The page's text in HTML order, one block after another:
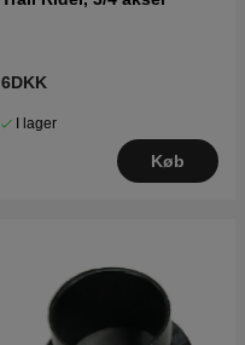
6DKK
I lager
Køb